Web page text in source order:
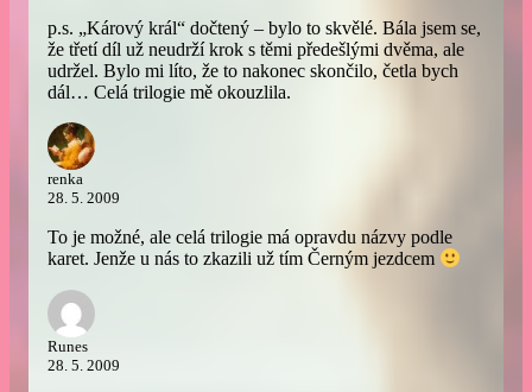
p.s. „Kárový král“ dočtený – bylo to skvělé. Bála jsem se,
že třetí díl už neudrží krok s těmi předešlými dvěma, ale
udržel. Bylo mi líto, že to nakonec skončilo, četla bych
dál… Celá trilogie mě okouzlila.
renka
28. 5. 2009
To je možné, ale celá trilogie má opravdu názvy podle
karet. Jenže u nás to zkazili už tím Černým jezdcem
Runes
28. 5. 2009